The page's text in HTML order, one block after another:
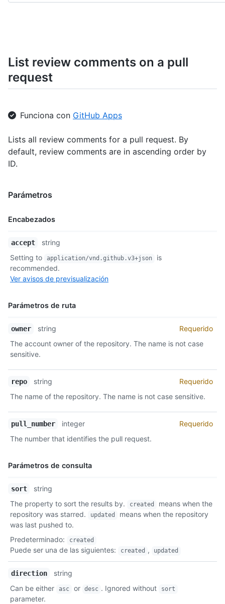
List review comments on a pull
request
Funciona con GitHub Apps
Lists all review comments for a pull request. By
default, review comments are in ascending order by
ID.
Parámetros
Encabezados
Nombre,
Descripción
accept
string
Setting to
application/vnd.github.v3+json
is
recommended.
Ver avisos de previsualización
Parámetros de ruta
Nombre,
Descripción
owner string
Requerido
The account owner of the repository. The name is not case
sensitive.
repo string
Requerido
The name of the repository. The name is not case sensitive.
pull_number integer
Requerido
The number that identifies the pull request.
Parámetros de consulta
Nombre,
Descripción
sort
string
The property to sort the results by.
created
means when the
repository was starred.
updated
means when the repository
was last pushed to.
Predeterminado: created
Puede ser una de las siguientes: created , updated
direction
string
Can be either
asc or desc . Ignored without sort
parameter.